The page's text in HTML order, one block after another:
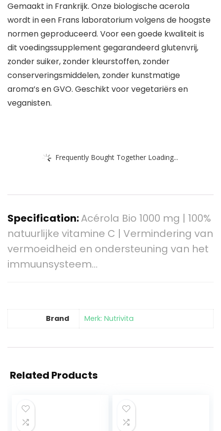
Gemaakt in Frankrijk. Onze biologische acerola
wordt in een Frans laboratorium volgens de hoogste
normen geproduceerd. Voor een goede kwaliteit is
dit voedingssupplement gegarandeerd glutenvrij,
zonder suiker, zonder kleurstoffen, zonder
conserveringsmiddelen, zonder kunstmatige
aroma’s en GVO. Geschikt voor vegetariërs en
veganisten.
Frequently Bought Together Loading...
Specification:Acérola Bio 1000 mg | 100%
natuurlijke vitamine C | Vermindering van
vermoeidheid en ondersteuning van het
immuunsysteem…
Brand Merk: Nutrivita
Related Products